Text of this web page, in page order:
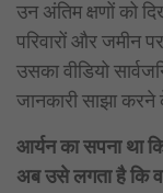
उन अंतिम क्षणों को
परिवारों और जमीन
उसका वीडियो
जानकारी साझा करने
आर्यन का सपना था
अब उसे लगता है कि